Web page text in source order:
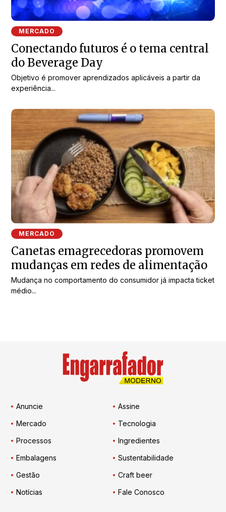
MERCADO
Conectando futuros é o tema central
do Beverage Day
Objetivo é promover aprendizados aplicáveis a partir da
experiência...
MERCADO
Canetas emagrecedoras promovem
mudanças em redes de alimentação
Mudança no comportamento do consumidor já impacta ticket
médio...
Anuncie
Assine
Mercado
Tecnologia
Processos
Ingredientes
Embalagens
Sustentabilidade
Gestão
Craft beer
Notícias
Fale Conosco